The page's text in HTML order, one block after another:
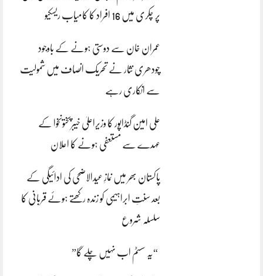
پر چکری میں 16 افراد کا کامیاب ریسکیو
عمران خان سے دوستی ہونے کے باوجود
چودھری نثار نے تحریک انصاف میں شمولیت
سے انکاری رہے
علی امین گنڈاپور کا وزیراعلیٰ خیبرپختونخوا کے
عہدے سے مستعفی ہونے کا اعلان
پاکستان بھر میں نمازِ عیدالاضحی کی ادائیگی کے
بعد سنتِ ابراہیمی کو زندہ رکھتے ہوئے قربانی کا
سلسلہ شروع
“یہ سسٹم اب نہیں چلے گا”